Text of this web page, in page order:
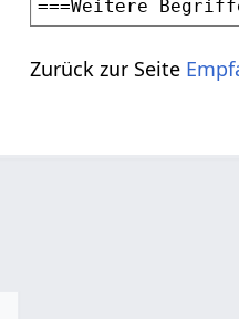
Zurück zur Seite